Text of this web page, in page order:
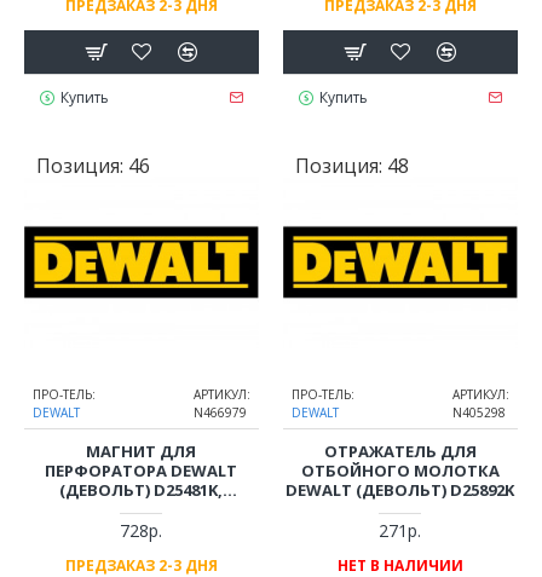
ПРЕДЗАКАЗ 2-3 ДНЯ
Купить
ПРЕДЗАКАЗ 2-3 ДНЯ
Купить
Позиция: 46
ПРО-ТЕЛЬ:
DEWALT
АРТИКУЛ:
N466979
МАГНИТ ДЛЯ
ПЕРФОРАТОРА DEWALT
(ДЕВОЛЬТ) D25481K,
D25810K, D25892K
728р.
ПРЕДЗАКАЗ 2-3 ДНЯ
Позиция: 48
ПРО-ТЕЛЬ:
DEWALT
АРТИКУЛ:
N405298
ОТРАЖАТЕЛЬ ДЛЯ
ОТБОЙНОГО МОЛОТКА
DEWALT (ДЕВОЛЬТ) D25892K
271р.
НЕТ В НАЛИЧИИ